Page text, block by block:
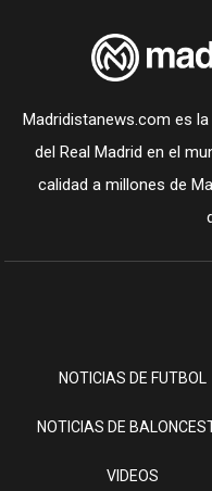
Madridistanews.com es
del Real Madrid en el
calidad a millones de
NOTICIAS DE FUTBOL
NOTICIAS DE
VIDEOS